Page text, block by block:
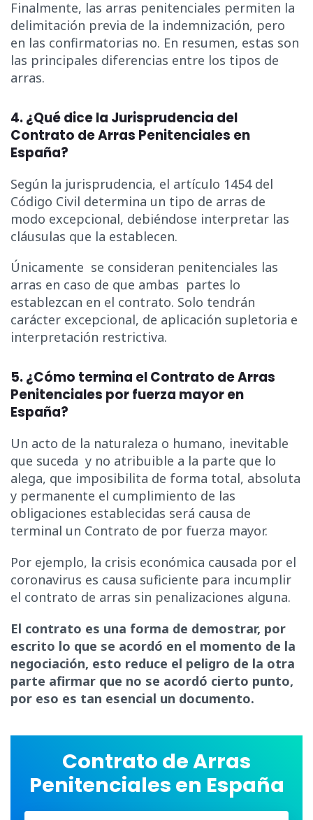
Finalmente, las arras penitenciales permiten la
delimitación previa de la indemnización, pero
en las confirmatorias no. En resumen, estas son
las principales diferencias entre los tipos de
arras.
4. ¿Qué dice la Jurisprudencia del
Contrato de Arras Penitenciales en
España?
Según la jurisprudencia, el artículo 1454 del
Código Civil determina un tipo de arras de
modo excepcional, debiéndose interpretar las
cláusulas que la establecen.
Únicamente se consideran penitenciales las
arras en caso de que ambas partes lo
establezcan en el contrato. Solo tendrán
carácter excepcional, de aplicación supletoria e
interpretación restrictiva.
5. ¿Cómo termina el Contrato de Arras
Penitenciales por fuerza mayor en
España?
Un acto de la naturaleza o humano, inevitable
que suceda y no atribuible a la parte que lo
alega, que imposibilita de forma total, absoluta
y permanente el cumplimiento de las
obligaciones establecidas será causa de
terminal un Contrato de por fuerza mayor.
Por ejemplo, la crisis económica causada por el
coronavirus es causa suficiente para incumplir
el contrato de arras sin penalizaciones alguna.
El contrato es una forma de demostrar, por
escrito lo que se acordó en el momento de la
negociación, esto reduce el peligro de la otra
parte afirmar que no se acordó cierto punto,
por eso es tan esencial un documento.
Contrato de Arras
Penitenciales en España